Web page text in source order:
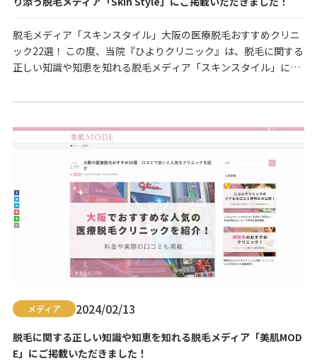
脱毛メディア「スキンスタイル」大阪の医療脱毛おすすめクリニ
ック22選！ この度、当院『ひよりクリニック』は、脱毛に関する
正しい知識や知恵を知れる脱毛メディア「スキンスタイル」に
ご紹介いただきました。 サイトには、「脱毛を考えている方」や
提供されており、『ひよりクリニック』の様々なプ…
メディア 2024/02/13
脱毛に関する正しい知識や知恵を知れる脱毛メディア「美肌MOD
E」にご掲載いただきました！